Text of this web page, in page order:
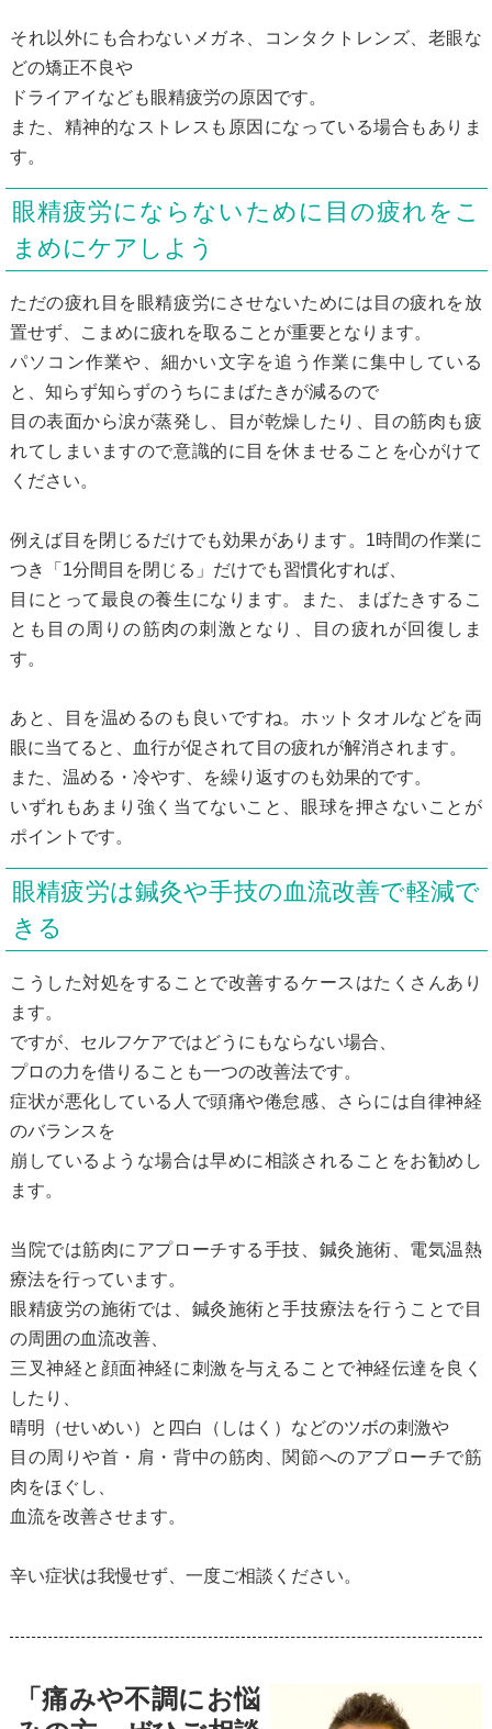
それ以外にも合わないメガネ、コンタクトレンズ、老眼な
どの矯正不良や
ドライアイなども眼精疲労の原因です。
また、精神的なストレスも原因になっている場合もありま
す。
眼精疲労にならないために目の疲れをこ
まめにケアしよう
ただの疲れ目を眼精疲労にさせないためには目の疲れを放
置せず、こまめに疲れを取ることが重要となります。
パソコン作業や、細かい文字を追う作業に集中している
と、知らず知らずのうちにまばたきが減るので
目の表面から涙が蒸発し、目が乾燥したり、目の筋肉も疲
れてしまいますので意識的に目を休ませることを心がけて
ください。
例えば目を閉じるだけでも効果があります。1時間の作業に
つき「1分間目を閉じる」だけでも習慣化すれば、
目にとって最良の養生になります。また、まばたきするこ
とも目の周りの筋肉の刺激となり、目の疲れが回復しま
す。
あと、目を温めるのも良いですね。ホットタオルなどを両
眼に当てると、血行が促されて目の疲れが解消されます。
また、温める・冷やす、を繰り返すのも効果的です。
いずれもあまり強く当てないこと、眼球を押さないことが
ポイントです。
眼精疲労は鍼灸や手技の血流改善で軽減で
きる
こうした対処をすることで改善するケースはたくさんあり
ます。
ですが、セルフケアではどうにもならない場合、
プロの力を借りることも一つの改善法です。
症状が悪化している人で頭痛や倦怠感、さらには自律神経
のバランスを
崩しているような場合は早めに相談されることをお勧めし
ます。
当院では筋肉にアプローチする手技、鍼灸施術、電気温熱
療法を行っています。
眼精疲労の施術では、鍼灸施術と手技療法を行うことで目
の周囲の血流改善、
三叉神経と顔面神経に刺激を与えることで神経伝達を良く
したり、
晴明（せいめい）と四白（しはく）などのツボの刺激や
目の周りや首・肩・背中の筋肉、関節へのアプローチで筋
肉をほぐし、
血流を改善させます。
辛い症状は我慢せず、一度ご相談ください。
「痛みや不調にお悩